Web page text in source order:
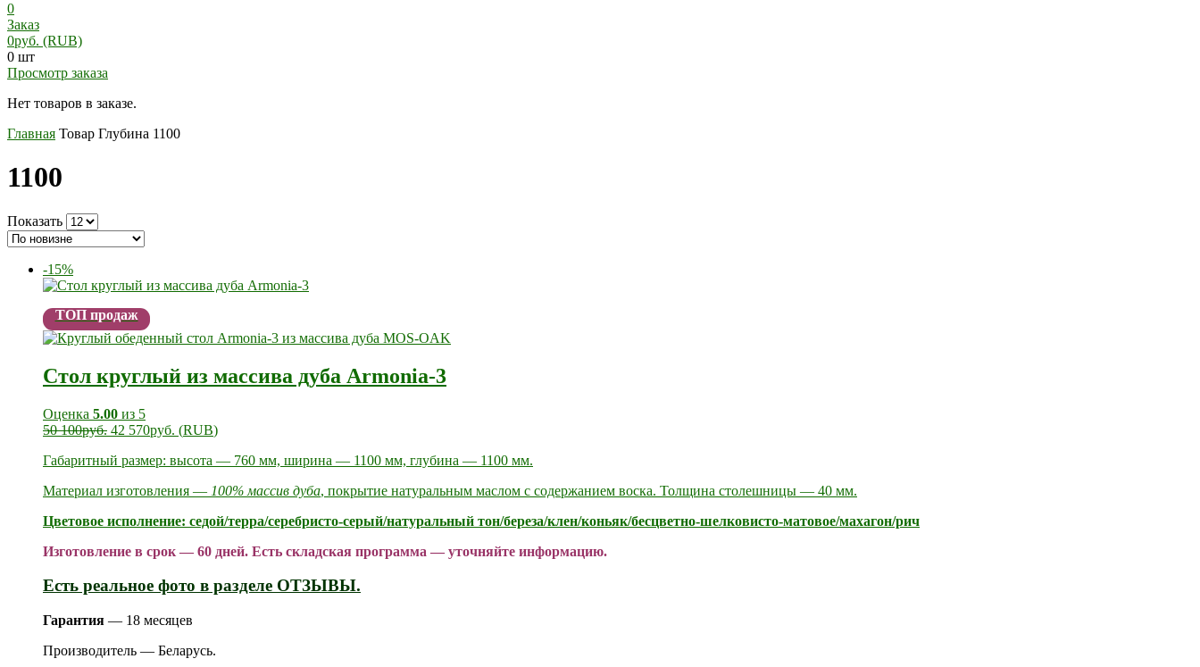
0
Заказ
0руб. (RUB)
0 шт
Просмотр заказа
Нет товаров в заказе.
Главная Товар Глубина 1100
1100
Показать
-15%
ТОП продаж
Стол круглый из массива дуба Armonia-3
Оценка 5.00 из 5
50 100руб. 42 570руб. (RUB)
Габаритный размер: высота — 760 мм, ширина — 1100 мм, глубина — 1100 мм.
Материал изготовления — 100% массив дуба, покрытие натуральным маслом с содержанием воска. Толщина столешницы — 40 мм.
Цветовое исполнение: седой/терра/серебристо-серый/натуральный тон/береза/клен/коньяк/бесцветно-шелковисто-матовое/махагон/рич
Изготовление в срок — 60 дней. Есть складская программа — уточняйте информацию.
Есть реальное фото в разделе ОТЗЫВЫ.
Гарантия — 18 месяцев
Производитель — Беларусь.